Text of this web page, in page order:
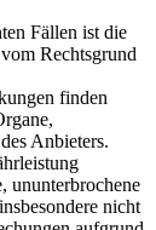
Fällen ist die
Rechtsgrund
finden
Anbieters.
ununterbrochene
nicht